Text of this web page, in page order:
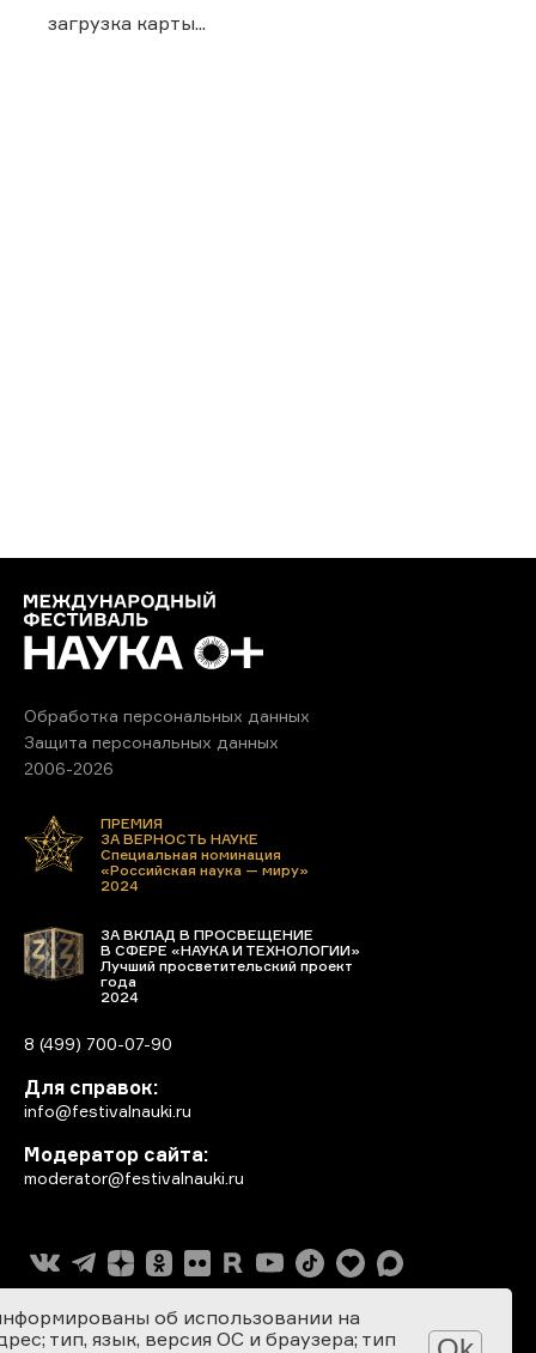
загрузка карты...
Обработка персональных данных
Защита персональных данных
2006-2026
ПРЕМИЯ
ЗА ВЕРНОСТЬ НАУКЕ
Специальная номинация
«Российская наука — миру»
2024
ЗА ВКЛАД В ПРОСВЕЩЕНИЕ
В СФЕРЕ «НАУКА И ТЕХНОЛОГИИ»
Лучший просветительский проект
года
2024
8 (499) 700-07-90
Для справок:
info@festivalnauki.ru
Модератор сайта:
moderator@festivalnauki.ru
об использовании на
тип, язык, версия ОС и браузера; тип